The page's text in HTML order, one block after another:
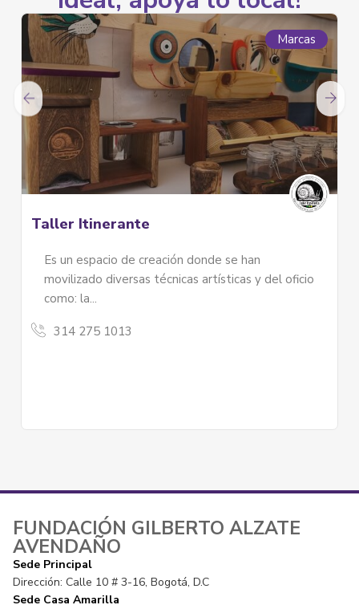
Marcas
y del oficio
Artesanías Madera Hogar
Elaboración y personalización de
elaborados en madera...
FUNDACIÓN GILBERTO ALZATE
AVENDAÑO
Sede Principal
Dirección: Calle 10 # 3-16, Bogotá, D.C
Sede Casa Amarilla